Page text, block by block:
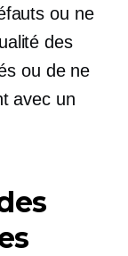
ou ne
des
ou de ne
avec un